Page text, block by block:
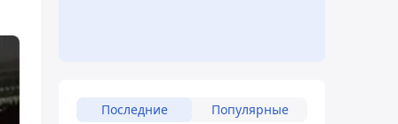
Последние Популярные